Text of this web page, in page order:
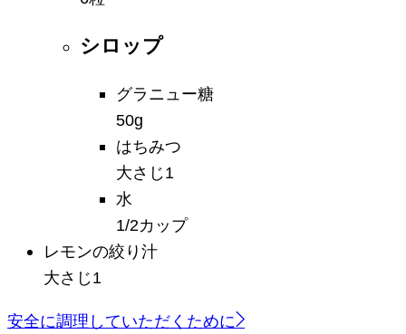
シロップ
グラニュー糖
50g
はちみつ
大さじ1
水
1/2カップ
レモンの絞り汁
大さじ1
安全に調理していただくために